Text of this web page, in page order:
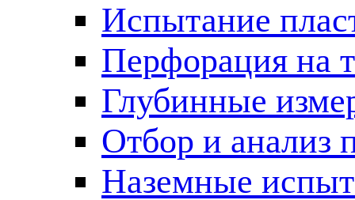
Испытание
Перфорация на
Глубинные
Отбор и анализ
Наземные